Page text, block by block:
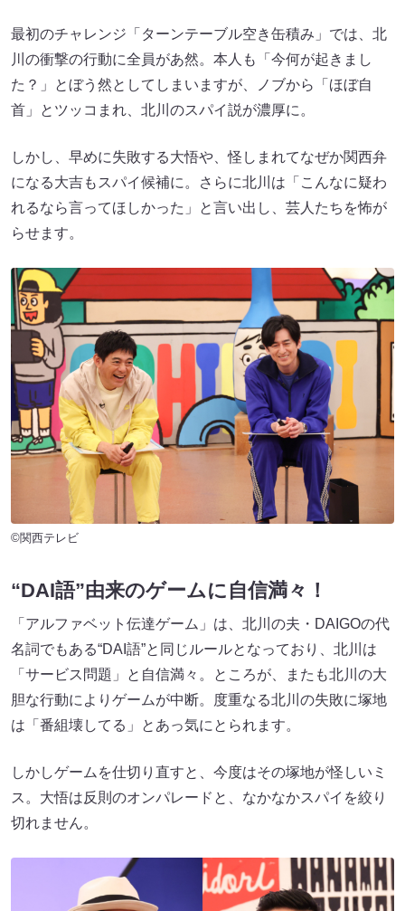
最初のチャレンジ「ターンテーブル空き缶積み」では、北
川の衝撃の行動に全員があ然。本人も「今何が起きまし
た？」とぼう然としてしまいますが、ノブから「ほぼ自
首」とツッコまれ、北川のスパイ説が濃厚に。
しかし、早めに失敗する大悟や、怪しまれてなぜか関西弁
になる大吉もスパイ候補に。さらに北川は「こんなに疑わ
れるなら言ってほしかった」と言い出し、芸人たちを怖が
らせます。
©関西テレビ
“DAI語”由来のゲームに自信満々！
「アルファベット伝達ゲーム」は、北川の夫・DAIGOの代
名詞でもある“DAI語”と同じルールとなっており、北川は
「サービス問題」と自信満々。ところが、またも北川の大
胆な行動によりゲームが中断。度重なる北川の失敗に塚地
は「番組壊してる」とあっ気にとられます。
しかしゲームを仕切り直すと、今度はその塚地が怪しいミ
ス。大悟は反則のオンパレードと、なかなかスパイを絞り
切れません。